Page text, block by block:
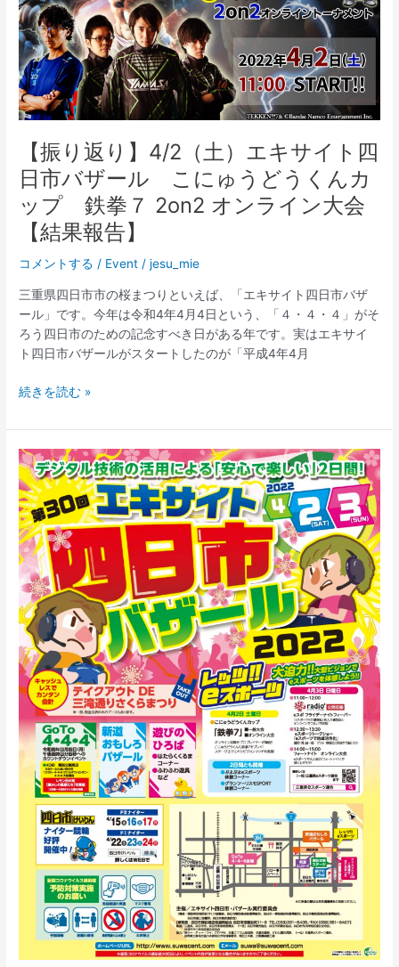
全
国
都
道
府
県
e
ス
ポ
選
手
2022
TOCHIGI
【振り返り】4/2（土）エキサイト四
日市バザール こにゅうどうくんカ
ップ 鉄拳７ 2on2 オンライン大会
【結果報告】
コメントする / Event /jesu_mie
三重県四日市市の桜まつりといえば、「エキサイト四日市バザ
ール」です。今年は令和4年4月4日という、「４・４・４」がそ
ろう四日市のための記念すべき日がある年です。実はエキサイ
ト四日市バザールがスタートしたのが「平成4年4月
【振
返
り】
4/2（土）
エ
キ
サ
イ
ト
四
日
市
バ
ザ
ー
ル
こ
に
ゅ
拳
続きを読む »